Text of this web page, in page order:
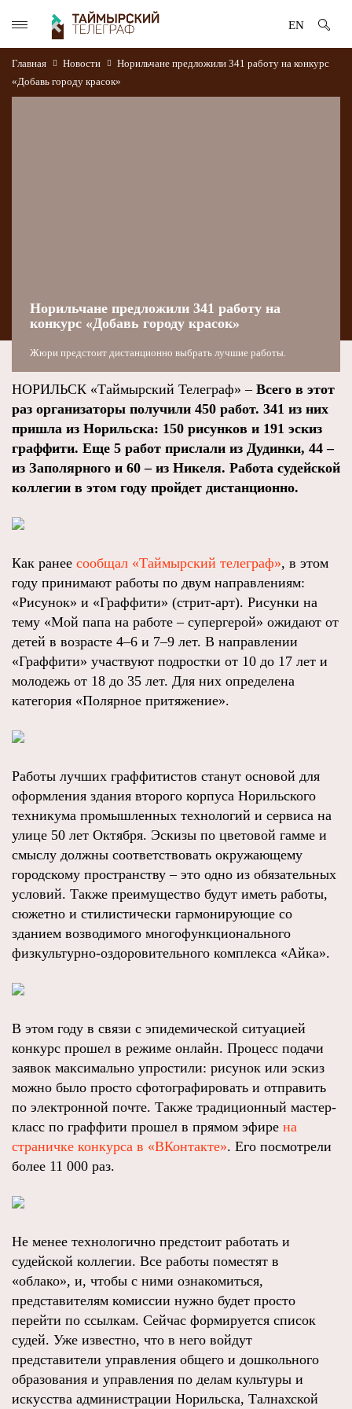
EN
Главная Новости
Норильчане предложили 341 работу на конкурс
«Добавь городу красок»
Норильчане предложили 341 работу на
конкурс «Добавь городу красок»
Жюри предстоит дистанционно выбрать лучшие работы.
НОРИЛЬСК «Таймырский Телеграф» – Всего в этот
раз организаторы получили 450 работ. 341 из них
пришла из Норильска: 150 рисунков и 191 эскиз
граффити. Еще 5 работ прислали из Дудинки, 44 –
из Заполярного и 60 – из Никеля. Работа судейской
коллегии в этом году пройдет дистанционно.
Как ранее сообщал «Таймырский телеграф», в этом
году принимают работы по двум направлениям:
«Рисунок» и «Граффити» (стрит-арт). Рисунки на
тему «Мой папа на работе – супергерой» ожидают от
детей в возрасте 4–6 и 7–9 лет. В направлении
«Граффити» участвуют подростки от 10 до 17 лет и
молодежь от 18 до 35 лет. Для них определена
категория «Полярное притяжение».
Работы лучших граффитистов станут основой для
оформления здания второго корпуса Норильского
техникума промышленных технологий и сервиса на
улице 50 лет Октября. Эскизы по цветовой гамме и
смыслу должны соответствовать окружающему
городскому пространству – это одно из обязательных
условий. Также преимущество будут иметь работы,
сюжетно и стилистически гармонирующие со
зданием возводимого многофункционального
физкультурно-оздоровительного комплекса «Айка».
В этом году в связи с эпидемической ситуацией
конкурс прошел в режиме онлайн. Процесс подачи
заявок максимально упростили: рисунок или эскиз
можно было просто сфотографировать и отправить
по электронной почте. Также традиционный мастер-
класс по граффити прошел в прямом эфире на
страничке конкурса в «ВКонтакте». Его посмотрели
более 11 000 раз.
Не менее технологично предстоит работать и
судейской коллегии. Все работы поместят в
«облако», и, чтобы с ними ознакомиться,
представителям комиссии нужно будет просто
перейти по ссылкам. Сейчас формируется список
судей. Уже известно, что в него войдут
представители управления общего и дошкольного
образования и управления по делам культуры и
искусства администрации Норильска, Талнахской